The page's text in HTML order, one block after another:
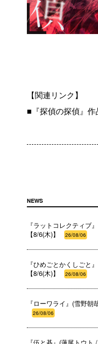
【関連リンク】
■『探偵の探偵』作
NEWS
『ラットコレクティブ
【8/6(木)】
26/08/06
『ひめごとかくしごと
【8/6(木)】
26/08/06
『ローワライ』(雪野朝
26/08/06
『伍と碁』(蓮尾トウ